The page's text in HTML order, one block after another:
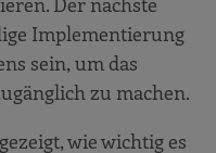
Implementierung
sein, um das
zu machen.
wie wichtig es